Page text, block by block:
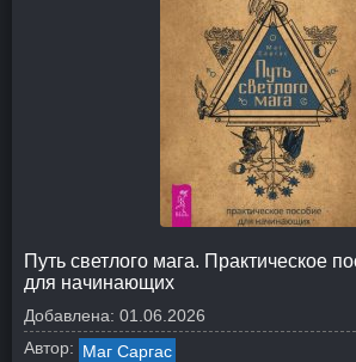
Путь светлого мага. Практическое
для начинающих
Добавлена: 01.06.2026
Автор: Маг Саргас